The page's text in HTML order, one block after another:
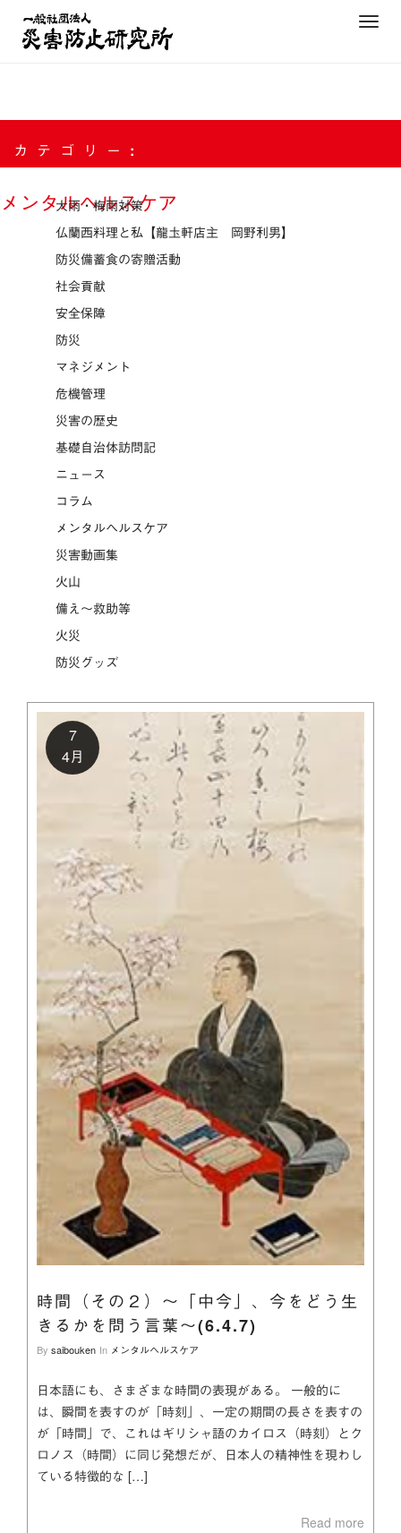
content
T
カテゴリー:
メンタルヘルスケア
大雨・梅雨対策
仏蘭西料理と私【龍圡軒店主 岡野利男】
防災備蓄食の寄贈活動
社会貢献
安全保障
防災
マネジメント
危機管理
災害の歴史
基礎自治体訪問記
ニュース
コラム
メンタルヘルスケア
災害動画集
火山
備え～救助等
火災
防災グッズ
7
4月
時間（その２）～「中今」、今をどう生
きるかを問う言葉～(6.4.7)
By saibouken In メンタルヘルスケア
日本語にも、さまざまな時間の表現がある。 一般的に
は、瞬間を表すのが「時刻」、一定の期間の長さを表すの
が「時間」で、これはギリシャ語のカイロス（時刻）とク
ロノス（時間）に同じ発想だが、日本人の精神性を現わし
ている特徴的な […]
Read more